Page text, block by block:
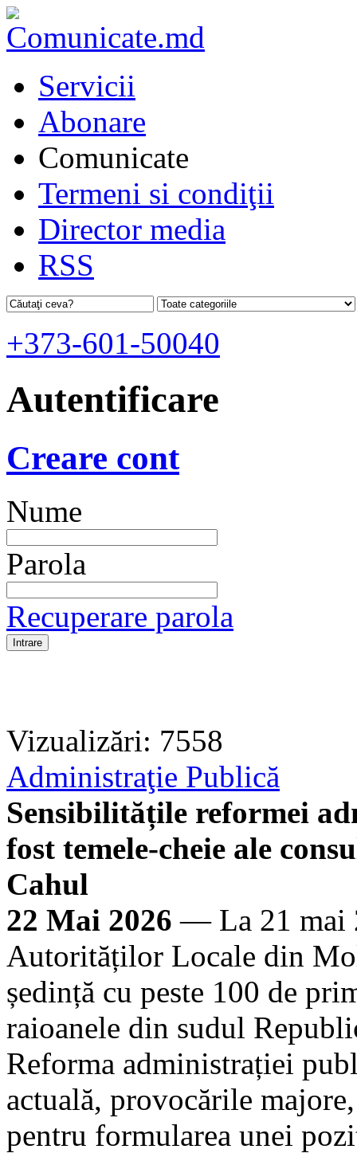
Servicii
Abonare
Comunicate
Termeni si condiţii
Director media
RSS
+373-601-50040
Autentificare
Creare cont
Nume
Parola
Recuperare parola
Vizualizări: 7558
Administraţie Publică
Sensibilitățile reformei
fost temele-cheie ale
Cahul
22 Mai 2026 — La 21 mai
Autorităților Locale din
ședință cu peste 100 de
raioanele din sudul
Reforma administrației
actuală, provocările
pentru formularea unei